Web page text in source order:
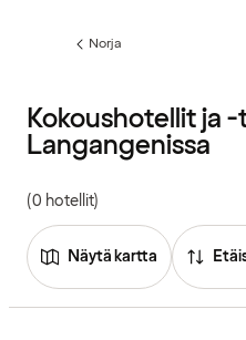
Edellinen
Norja
Kokoushotellit ja
Langangenissa
(0 hotellit)
Näytä kartta